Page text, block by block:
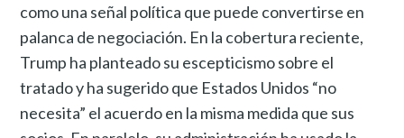
como una señal política que puede convertirse en
palanca de negociación. En la cobertura reciente,
Trump ha planteado su escepticismo sobre el
tratado y ha sugerido que Estados Unidos “no
necesita” el acuerdo en la misma medida que sus